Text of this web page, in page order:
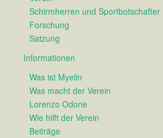
Schirmherren und Sportbotschafter
Forschung
Satzung
Informationen
Was ist Myelin
Was macht der Verein
Lorenzo Odone
Wie hilft der Verein
Beiträge